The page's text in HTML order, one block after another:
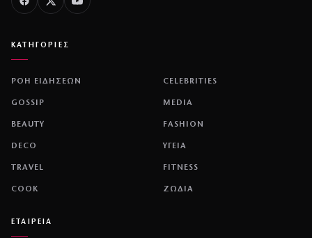
ΚΑΤΗΓΟΡΙΕΣ
ΡΟΗ ΕΙΔΗΣΕΩΝ CELEBRITIES
GOSSIP MEDIA
BEAUTY FASHION
DECO ΥΓΕΙΑ
TRAVEL FITNESS
COOK ΖΩΔΙΑ
ΕΤΑΙΡΕΙΑ